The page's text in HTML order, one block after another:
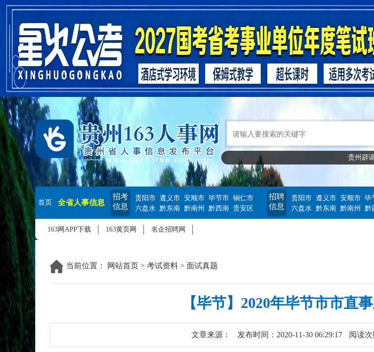
贵州辟
首页 全省人事信息
招考
信息
贵阳市 遵义市 安顺市 毕节市 铜仁市
六盘水 黔东南 黔南州 黔西南 贵安区
招聘
信息
贵阳市 遵义市 安顺市 毕
六盘水 黔东南 黔南州 黔
163网APP下载 163黄页网 名企招聘网
当前位置： 网站首页 > 考试资料 > 面试真题
【毕节】2020年毕节市市直
文章来源： 发布时间：2020-11-30 06:29:17 阅读次